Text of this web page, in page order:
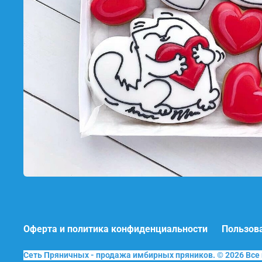
Оферта и политика конфиденциальности
Сеть Пряничных - продажа имбирных пряников. © 2026